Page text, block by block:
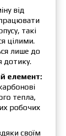
від
такі
цілими.
лише до
дотику.
елемент:
тепла,
робочих
своїм